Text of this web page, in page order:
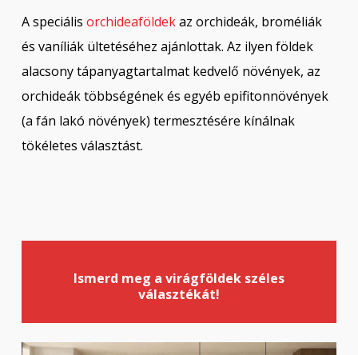
A speciális orchideaföldekaz orchideák, broméliák
és vaníliák ültetéséhez ajánlottak. Az ilyen földek
alacsony tápanyagtartalmat kedvelő növények, az
orchideák többségének és egyéb epifitonnövények
(a fán lakó növények) termesztésére kínálnak
tökéletes választást.
Ismerd meg a virágföldek széles
választékát!